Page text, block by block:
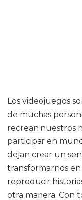
Los videojuegos
de muchas
recrean nuestros
participar en
dejan crear un
transformarnos en
reproducir
otra manera. Con